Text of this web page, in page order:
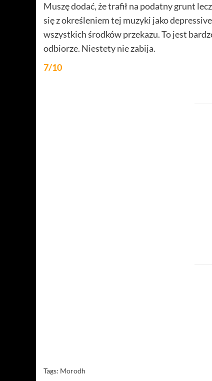
Muszę dodać, że trafił na podatny grunt
się z określeniem tej muzyki jako
wszystkich środków przekazu. To jest
odbiorze. Niestety nie zabija.
7/10
Tags: Morodh